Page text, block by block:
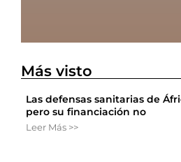
Más visto
Las defensas sanitarias de
pero su financiación no
Leer Más >>